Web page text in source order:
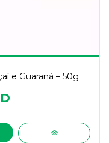
e Guaraná – 50g